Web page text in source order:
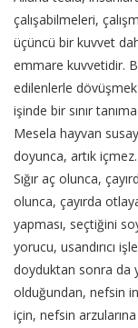
çalışabilmeleri,
üçüncü bir kuvvet
emmare kuvvetidir.
edilenlerle
işinde bir sınır
Mesela hayvan
doyunca, artık
Sığır aç olunca,
olunca, çayırda
yapması, seçtiğini
yorucu, usandırıcı
doyduktan sonra da
olduğundan, nefsin
için, nefsin arzularına